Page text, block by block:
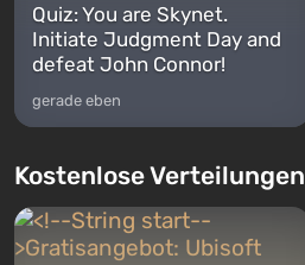
Quiz: You are Skynet.
Initiate Judgment Day and
defeat John Connor!
gerade eben
Kostenlose Verteilungen